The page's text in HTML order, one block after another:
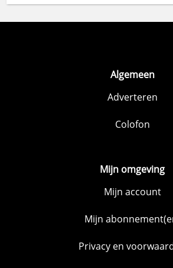
Algemeen
Adverteren
Colofon
Mijn omgeving
Mijn account
Mijn
Privacy en